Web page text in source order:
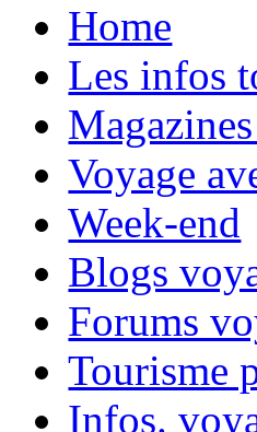
Home
Les infos
Voyage
Week-end
Blogs
Forums
Tourisme
Infos.